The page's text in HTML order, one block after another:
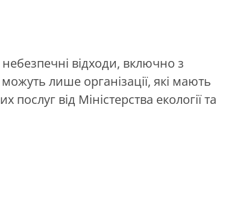
відходи, включно з
лише організації, які мають
послуг від Міністерства екології та